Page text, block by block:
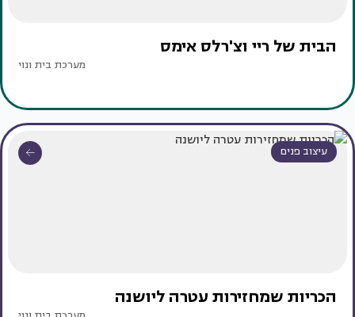
הבית של ריי וצ'רלס אימס
מערכת בית ונוי
עיצוב פנים
הכריות שמחזירות עטרה ליושנה